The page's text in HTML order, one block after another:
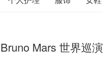
Bruno Mars 世界巡演